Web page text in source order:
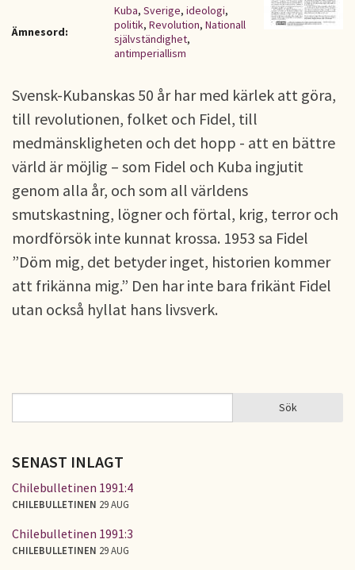
Ämnesord:
Kuba, Sverige, ideologi,
politik, Revolution, Nationall
självständighet,
antimperiallism
Svensk-Kubanskas 50 år har med kärlek att göra,
till revolutionen, folket och Fidel, till
medmänskligheten och det hopp - att en bättre
värld är möjlig – som Fidel och Kuba ingjutit
genom alla år, och som all världens
smutskastning, lögner och förtal, krig, terror och
mordförsök inte kunnat krossa. 1953 sa Fidel
”Döm mig, det betyder inget, historien kommer
att frikänna mig.” Den har inte bara frikänt Fidel
utan också hyllat hans livsverk.
SÖKFORMULÄR Sök
SENAST INLAGT
Chilebulletinen 1991:4
CHILEBULLETINEN 29 AUG
Chilebulletinen 1991:3
CHILEBULLETINEN 29 AUG